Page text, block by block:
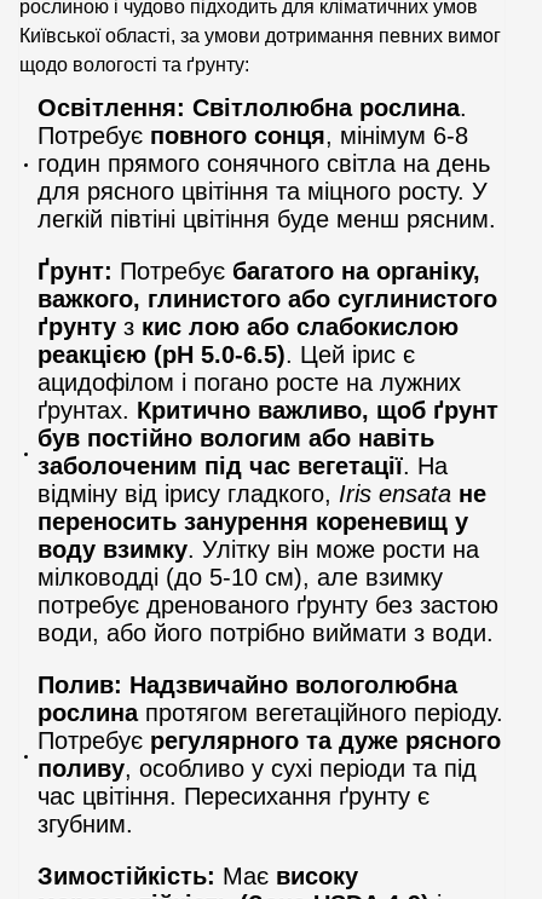
рослиною і чудово підходить для кліматичних умов
Київської області, за умови дотримання певних вимог
щодо вологості та ґрунту:
Освітлення: Світлолюбна рослина.
Потребує повного сонця, мінімум 6-8
годин прямого сонячного світла на день
для рясного цвітіння та міцного росту. У
легкій півтіні цвітіння буде менш рясним.
Ґрунт: Потребує багатого на органіку,
важкого, глинистого або суглинистого
ґрунту з кис лою або слабокислою
реакцією (pH 5.0-6.5). Цей ірис є
ацидофілом і погано росте на лужних
ґрунтах. Критично важливо, щоб ґрунт
був постійно вологим або навіть
заболоченим під час вегетації. На
відміну від ірису гладкого, Iris ensata не
переносить занурення кореневищ у
воду взимку. Улітку він може рости на
мілководді (до 5-10 см), але взимку
потребує дренованого ґрунту без застою
води, або його потрібно виймати з води.
Полив: Надзвичайно вологолюбна
рослинапротягом вегетаційного періоду.
Потребує регулярного та дуже рясного
поливу, особливо у сухі періоди та під
час цвітіння. Пересихання ґрунту є
згубним.
Зимостійкість: Має високу